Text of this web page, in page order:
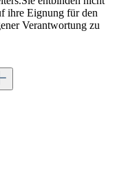
ihre Eignung für den
Verantwortung zu